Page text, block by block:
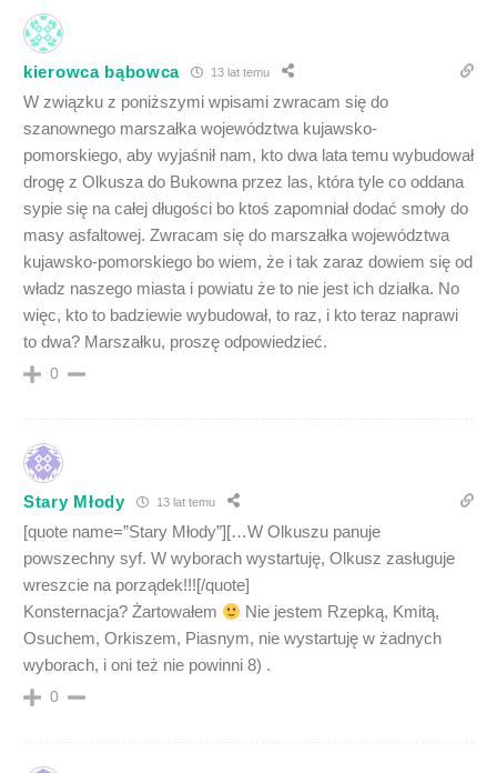
kierowca bąbowca 13 lat temu
W związku z poniższymi wpisami zwracam się do
szanownego marszałka województwa kujawsko-
pomorskiego, aby wyjaśnił nam, kto dwa lata temu wybudował
drogę z Olkusza do Bukowna przez las, która tyle co oddana
sypie się na całej długości bo ktoś zapomniał dodać smoły do
masy asfaltowej. Zwracam się do marszałka województwa
kujawsko-pomorskiego bo wiem, że i tak zaraz dowiem się od
władz naszego miasta i powiatu że to nie jest ich działka. No
więc, kto to badziewie wybudował, to raz, i kto teraz naprawi
to dwa? Marszałku, proszę odpowiedzieć.
0
Stary Młody 13 lat temu
[quote name=”Stary Młody”][…W Olkuszu panuje
powszechny syf. W wyborach wystartuję, Olkusz zasługuje
wreszcie na porządek!!![/quote]
Konsternacja? Żartowałem
Nie jestem Rzepką, Kmitą,
Osuchem, Orkiszem, Piasnym, nie wystartuję w żadnych
wyborach, i oni też nie powinni 8) .
0